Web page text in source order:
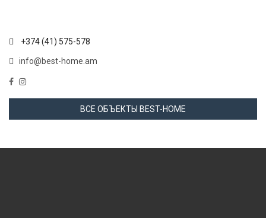
+374 (41) 575-578
info@best-home.am
ВСЕ ОБЪЕКТЫ BEST-HOME